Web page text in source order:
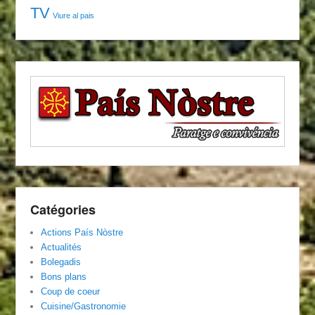
TV Viure al pais
Catégories
Actions País Nòstre
Actualités
Bolegadis
Bons plans
Coup de coeur
Cuisine/Gastronomie